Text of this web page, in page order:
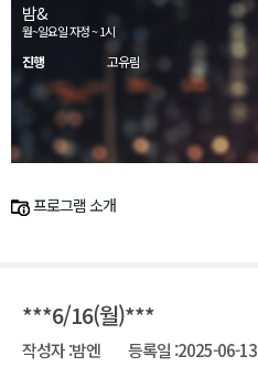
밤&
월~일요일 자정 ~ 1시
진행 고유림
프로그램 소개
***6/16(월)***
작성자 :밤엔 등록일 :2025-06-13